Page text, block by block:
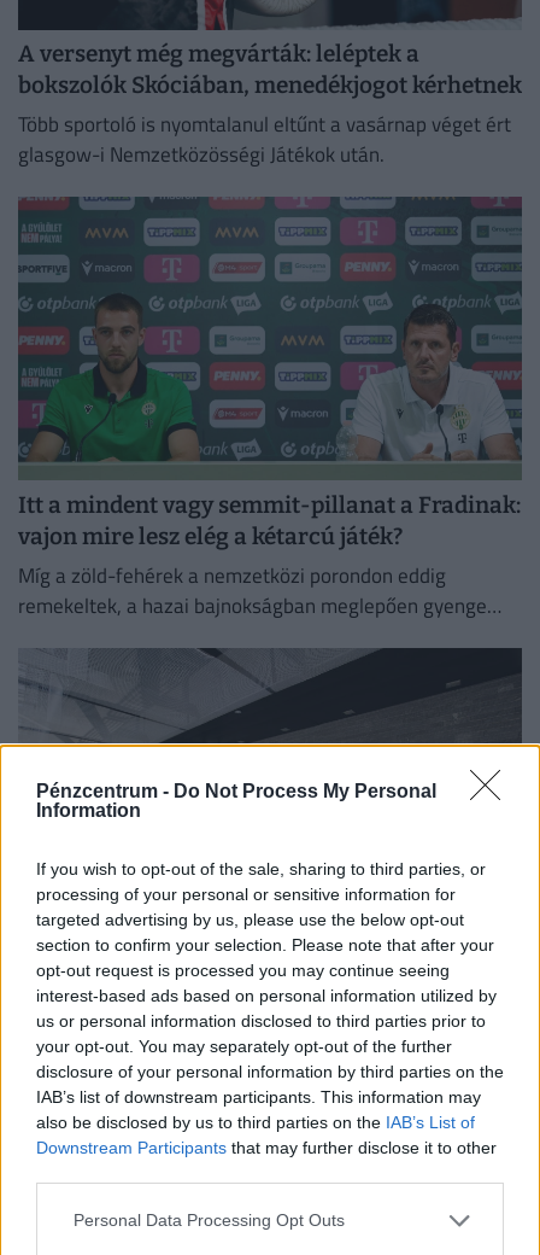
Pénzcentrum - Do Not Process My Personal
Information
If you wish to opt-out of the sale, sharing to third parties, or
processing of your personal or sensitive information for
targeted advertising by us, please use the below opt-out
section to confirm your selection. Please note that after your
opt-out request is processed you may continue seeing
interest-based ads based on personal information utilized by
us or personal information disclosed to third parties prior to
your opt-out. You may separately opt-out of the further
disclosure of your personal information by third parties on the
IAB’s list of downstream participants. This information may
also be disclosed by us to third parties on the IAB’s List of
Downstream Participants that may further disclose it to other
Personal Data Processing Opt Outs
A versenyt még megvárták: leléptek a
bokszolók Skóciában, menedékjogot kérhetnek
Több sportoló is nyomtalanul eltűnt a vasárnap véget ért
glasgow-i Nemzetközösségi Játékok után.
Itt a mindent vagy semmit-pillanat a Fradinak:
vajon mire lesz elég a kétarcú játék?
Míg a zöld-fehérek a nemzetközi porondon eddig
remekeltek, a hazai bajnokságban meglepően gyenge
Percei lehetnek hátra posztján a FIFA
elnökének? Saját ötletébe bukhat bele a
mindenható focivezér
A botrány miatt a FIFA felső vezetésének kulcsfigurái is
nyíltan bírálták az elnököt, a jordán szövetség pedig
egyenesen zsarolással vádolja a nemzetközi szervezetet.